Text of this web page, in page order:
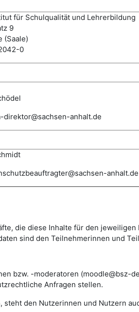
für Schulqualität und Lehrerbildung
9
(Saale)
0
direktor@sachsen-anhalt.de
anhalt.de
die diese Inhalte für den
sind den Teilnehmerinnen und
bzw. -moderatoren
Anfragen stellen.
den Nutzerinnen und Nutzern